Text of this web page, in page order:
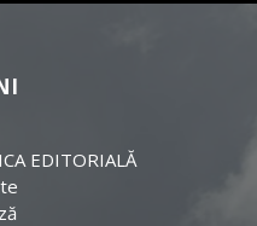
EDITORIALĂ